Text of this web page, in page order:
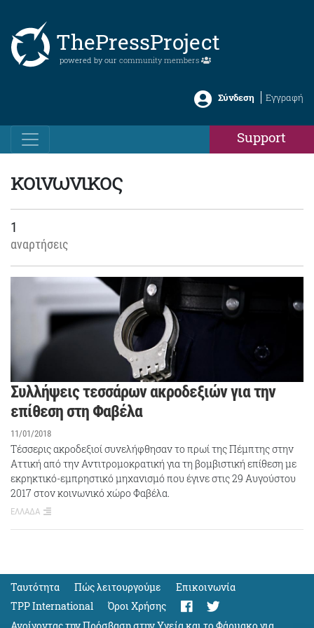
ThePressProject
powered by our community members
Σύνδεση Εγγραφή
Support
κοινωνικος
1
αναρτήσεις
Συλλήψεις τεσσάρων ακροδεξιών για την
επίθεση στη Φαβέλα
11/01/2018
Τέσσερις ακροδεξιοί συνελήφθησαν το πρωί της Πέμπτης στην
Αττική από την Αντιτρομοκρατική για τη βομβιστική επίθεση με
εκρηκτικό-εμπρηστικό μηχανισμό που έγινε στις 29 Αυγούστου
2017 στον κοινωνικό χώρο Φαβέλα.
ΕΛΛΑΔΑ
Ταυτότητα Πώς λειτουργούμε
Eπικοινωνία
TPP International
Όροι Χρήσης